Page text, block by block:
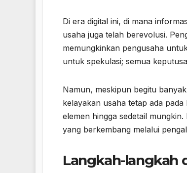
Di era digital ini, di mana
usaha juga telah berevolusi.
memungkinkan pengusaha
untuk spekulasi; semua
Namun, meskipun begitu
kelayakan usaha tetap ada
elemen hingga sedetail
yang berkembang melalui
Langkah-langkah